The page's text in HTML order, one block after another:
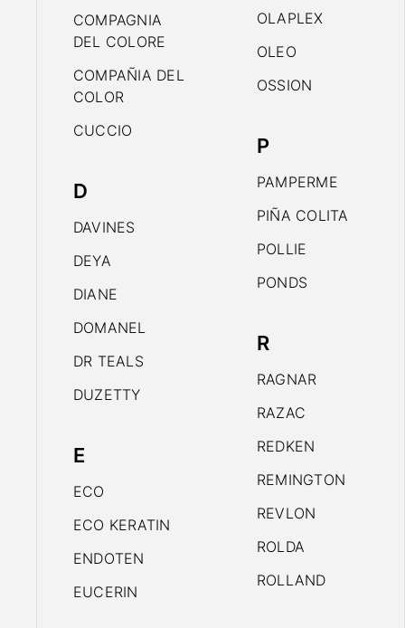
COMPAGNIA
DEL COLORE
COMPAÑIA DEL
COLOR
CUCCIO
D
DAVINES
DEYA
DIANE
DOMANEL
DR TEALS
DUZETTY
E
ECO
ECO KERATIN
ENDOTEN
EUCERIN
OLAPLEX
OLEO
OSSION
P
PAMPERME
PIÑA COLITA
POLLIE
PONDS
R
RAGNAR
RAZAC
REDKEN
REMINGTON
REVLON
ROLDA
ROLLAND